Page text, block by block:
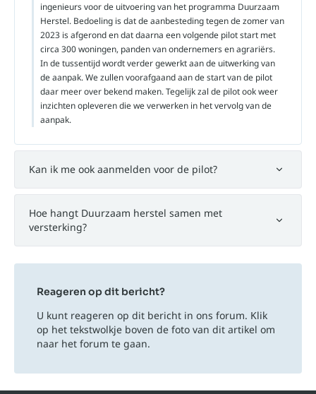
ingenieurs voor de uitvoering van het programma Duurzaam
Herstel. Bedoeling is dat de aanbesteding tegen de zomer van
2023 is afgerond en dat daarna een volgende pilot start met
circa 300 woningen, panden van ondernemers en agrariërs.
In de tussentijd wordt verder gewerkt aan de uitwerking van
de aanpak. We zullen voorafgaand aan de start van de pilot
daar meer over bekend maken. Tegelijk zal de pilot ook weer
inzichten opleveren die we verwerken in het vervolg van de
aanpak.
Kan ik me ook aanmelden voor de pilot?
Hoe hangt Duurzaam herstel samen met
versterking?
Reageren op dit bericht?
U kunt reageren op dit bericht in ons forum. Klik
op het tekstwolkje boven de foto van dit artikel om
naar het forum te gaan.